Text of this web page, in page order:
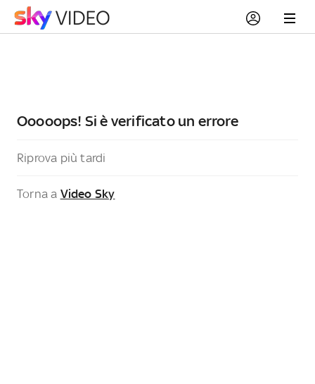
Ooooops! Si è verificato un errore
Riprova più tardi
Torna a Video Sky